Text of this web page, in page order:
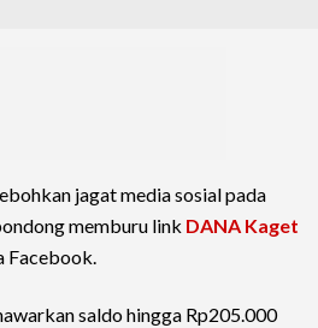
jagat media sosial pada
memburu link DANA Kaget
Facebook.
saldo hingga Rp205.000